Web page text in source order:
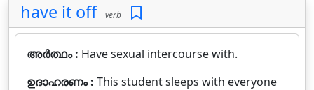
have it off verb
അർത്ഥം : Have sexual intercourse with.
ഉദാഹരണം : This student sleeps with everyone